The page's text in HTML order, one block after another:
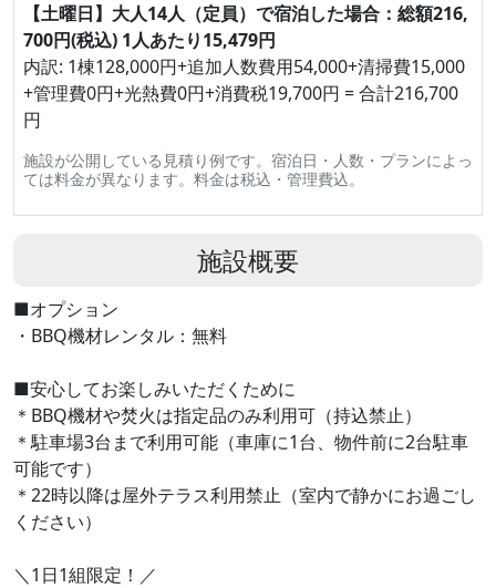
【土曜日】大人14人（定員）で宿泊した場合：総額216,
700円(税込) 1人あたり15,479円
内訳: 1棟128,000円+追加人数費用54,000+清掃費15,000
+管理費0円+光熱費0円+消費税19,700円 = 合計216,700
円
施設が公開している見積り例です。宿泊日・人数・プランによっ
ては料金が異なります。料金は税込・管理費込。
施設概要
■オプション
・BBQ機材レンタル：無料
■安心してお楽しみいただくために
＊BBQ機材や焚火は指定品のみ利用可（持込禁止）
＊駐車場3台まで利用可能（車庫に1台、物件前に2台駐車
可能です）
＊22時以降は屋外テラス利用禁止（室内で静かにお過ごし
ください）
＼1日1組限定！／